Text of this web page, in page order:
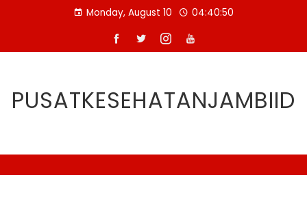
Monday, August 10 04:40:51
PUSATKESEHATANJAMBIID